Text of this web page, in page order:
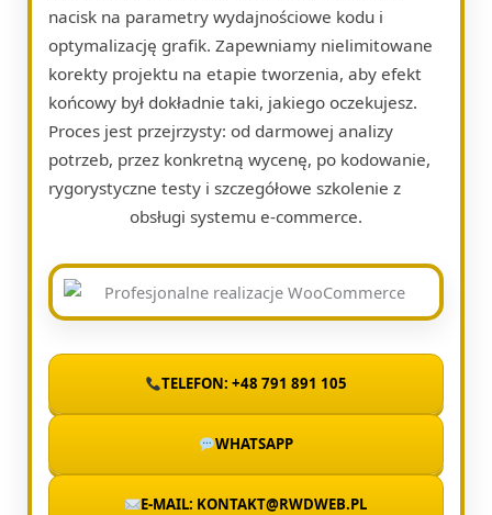
nacisk na parametry wydajnościowe kodu i
optymalizację grafik. Zapewniamy nielimitowane
korekty projektu na etapie tworzenia, aby efekt
końcowy był dokładnie taki, jakiego oczekujesz.
Proces jest przejrzysty: od darmowej analizy
potrzeb, przez konkretną wycenę, po kodowanie,
rygorystyczne testy i szczegółowe szkolenie z
obsługi systemu e-commerce.
TELEFON: +48 791 891 105
WHATSAPP
E-MAIL: KONTAKT@RWDWEB.PL